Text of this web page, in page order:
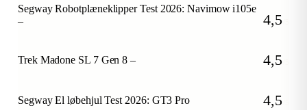
Segway Robotplæneklipper Test 2026: Navimow i105e
–
4,5
Trek Madone SL 7 Gen 8 – 4,5
Segway El løbehjul Test 2026: GT3 Pro 4,5